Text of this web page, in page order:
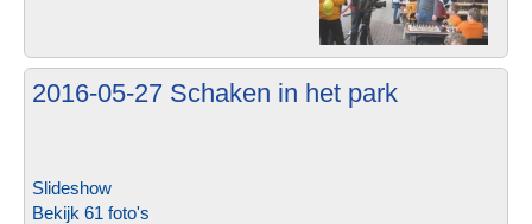
2016-05-27 Schaken in het park
Slideshow
Bekijk 61 foto's